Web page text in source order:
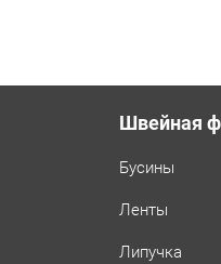
Швейная
Бусины
Ленты
Липучка